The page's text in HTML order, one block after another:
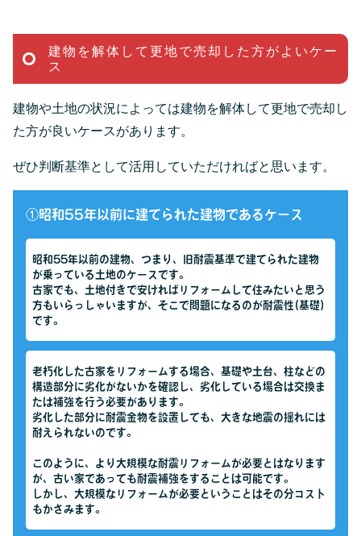
建物を解体して更地で売却した方がよいケー
ス
建物や土地の状況によっては建物を解体して更地で売却し
た方が良いケースがあります。
ぜひ判断基準として活用していただければと思います。
①昭和55年以前に建てられた建物であるケース
昭和55年以前の建物、つまり、旧耐震基準で建てられた建物
が乗っている土地のケースです。
古家でも、土地付きで安ければリフォームして住みたいと思う
方もいらっしゃいますが、そこで問題になるのが耐震性(基礎)
です。
老朽化した古家をリフォームする場合、基礎や土台、柱などの
構造部分に劣化がないかを確認し、劣化している場合は交換ま
たは補強を行う必要があります。
劣化した部分に耐震金物を設置しても、大きな地震の揺れには
耐えられないのです。
このように、より大規模な耐震リフォームが必要とはなります
が、古い家であっても耐震補強をすることは可能です。
しかし、大規模なリフォームが必要ということはその分コスト
もかさみます。